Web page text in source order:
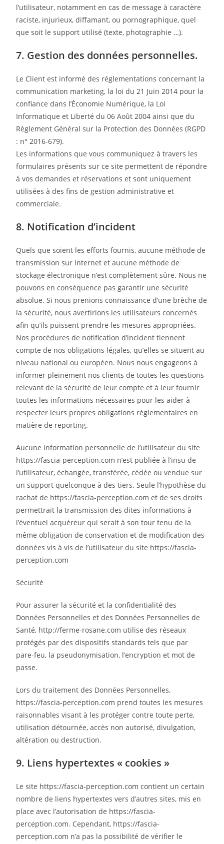
l’utilisateur, notamment en cas de message à caractère
raciste, injurieux, diffamant, ou pornographique, quel
que soit le support utilisé (texte, photographie …).
7. Gestion des données personnelles.
Le Client est informé des réglementations concernant la
communication marketing, la loi du 21 Juin 2014 pour la
confiance dans l’Économie Numérique, la Loi
Informatique et Liberté du 06 Août 2004 ainsi que du
Règlement Général sur la Protection des Données (RGPD
: n° 2016-679).
Les informations que vous communiquez à travers les
formulaires présents sur ce site permettent de répondre
à vos demandes et réservations et sont uniquement
utilisées à des fins de gestion administrative et
commerciale.
8. Notification d’incident
Quels que soient les efforts fournis, aucune méthode de
transmission sur Internet et aucune méthode de
stockage électronique n’est complètement sûre. Nous ne
pouvons en conséquence pas garantir une sécurité
absolue. Si nous prenions connaissance d’une brèche de
la sécurité, nous avertirions les utilisateurs concernés
afin qu’ils puissent prendre les mesures appropriées.
Nos procédures de notification d’incident tiennent
compte de nos obligations légales, qu’elles se situent au
niveau national ou européen. Nous nous engageons à
informer pleinement nos clients de toutes les questions
relevant de la sécurité de leur compte et à leur fournir
toutes les informations nécessaires pour les aider à
respecter leurs propres obligations réglementaires en
matière de reporting.
Aucune information personnelle de l’utilisateur du site
https://fascia-perception.com n’est publiée à l’insu de
l’utilisateur, échangée, transférée, cédée ou vendue sur
un support quelconque à des tiers. Seule l’hypothèse du
rachat de https://fascia-perception.com et de ses droits
permettrait la transmission des dites informations à
l’éventuel acquéreur qui serait à son tour tenu de la
même obligation de conservation et de modification des
données vis à vis de l’utilisateur du site https://fascia-
perception.com
Sécurité
Pour assurer la sécurité et la confidentialité des
Données Personnelles et des Données Personnelles de
Santé, http://ferme-rosane.com utilise des réseaux
protégés par des dispositifs standards tels que par
pare-feu, la pseudonymisation, l’encryption et mot de
passe.
Lors du traitement des Données Personnelles,
https://fascia-perception.com prend toutes les mesures
raisonnables visant à les protéger contre toute perte,
utilisation détournée, accès non autorisé, divulgation,
altération ou destruction.
9. Liens hypertextes « cookies »
Le site https://fascia-perception.com contient un certain
nombre de liens hypertextes vers d’autres sites, mis en
place avec l’autorisation de https://fascia-
perception.com. Cependant, https://fascia-
perception.com n’a pas la possibilité de vérifier le